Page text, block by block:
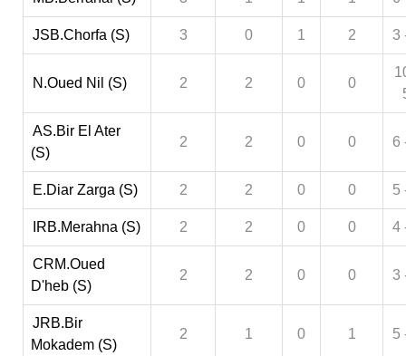
JSB.Chorfa (S) 3 0 1 2 3
N.Oued Nil (S) 2 2 0 0
AS.Bir El Ater
(S)
2 2 0 0 6
E.Diar Zarga (S) 2 2 0 0 5
IRB.Merahna (S) 2 2 0 0 4
CRM.Oued
D'heb (S)
2 2 0 0 3
JRB.Bir
Mokadem (S)
2 1 0 1 5